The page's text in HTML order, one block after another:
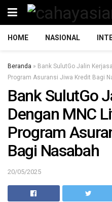
HOME NASIONAL
Beranda » Bank SulutGo Jalin
Program Asuransi Jiwa Kredit Bagi
Bank SulutGo
Dengan MNC
Program
Bagi Nasabah
20/05/2025